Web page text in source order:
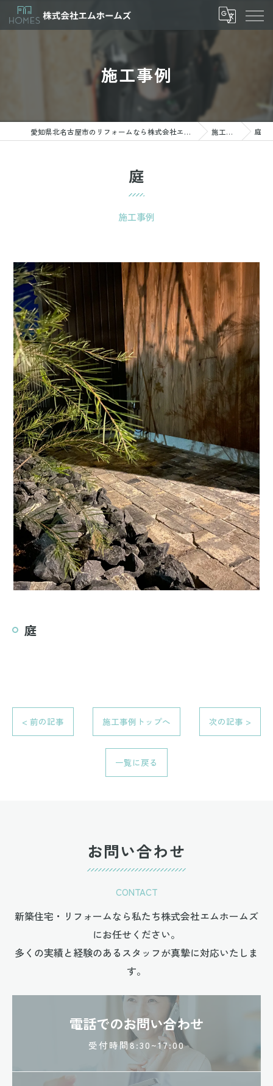
施工事例
愛知県北名古屋市のリフォームなら株式会社エムホームズ 施工事例 庭
施工事例
庭
庭
< 前の記事 施工事例トップへ 次の記事 >
一覧に戻る
CONTACT
お問い合わせ
新築住宅・リフォームなら私たち株式会社エムホームズ
にお任せください。
多くの実績と経験のあるスタッフが真摯に対応いたしま
す。
電話でのお問い合わせ
受付時間8:30~17:00